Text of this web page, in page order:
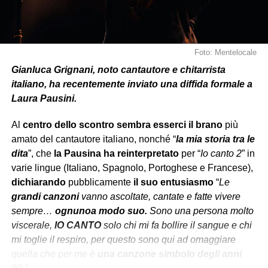
Foto: Mentelocale
Gianluca Grignani, noto cantautore e chitarrista
italiano, ha recentemente inviato una diffida formale a
Laura Pausini.
Al centro dello scontro sembra esserci il branopiù
amato del cantautore italiano, nonché “la mia storia tra le
dita”, chela Pausina ha reinterpretatoper “Io canto 2” in
varie lingue (Italiano, Spagnolo, Portoghese e Francese),
dichiarandopubblicamente il suo entusiasmo“Le
grandi canzonivanno ascoltate, cantate e fatte vivere
sempre… ognunoa modo suo. Sono una persona molto
viscerale, IO CANTOsolo chi mi fa bollire il sangue e chi
mi toglie il respiro, per questo sono qui ad omaggiare
simbolo degli anni